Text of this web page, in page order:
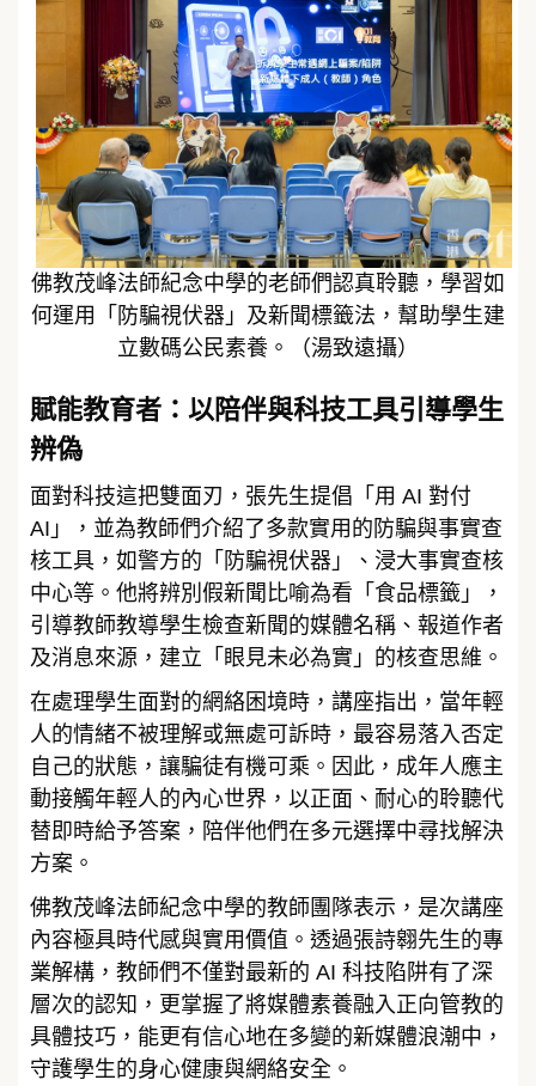
佛教茂峰法師紀念中學的老師們認真聆聽，學習如
何運用「防騙視伏器」及新聞標籤法，幫助學生建
立數碼公民素養。（湯致遠攝）
賦能教育者：以陪伴與科技工具引導學生
辨偽
面對科技這把雙面刃，張先生提倡「用 AI 對付
AI」，並為教師們介紹了多款實用的防騙與事實查
核工具，如警方的「防騙視伏器」、浸大事實查核
中心等。他將辨別假新聞比喻為看「食品標籤」，
引導教師教導學生檢查新聞的媒體名稱、報道作者
及消息來源，建立「眼見未必為實」的核查思維。
在處理學生面對的網絡困境時，講座指出，當年輕
人的情緒不被理解或無處可訴時，最容易落入否定
自己的狀態，讓騙徒有機可乘。因此，成年人應主
動接觸年輕人的內心世界，以正面、耐心的聆聽代
替即時給予答案，陪伴他們在多元選擇中尋找解決
方案。
佛教茂峰法師紀念中學的教師團隊表示，是次講座
內容極具時代感與實用價值。透過張詩翱先生的專
業解構，教師們不僅對最新的 AI 科技陷阱有了深
層次的認知，更掌握了將媒體素養融入正向管教的
具體技巧，能更有信心地在多變的新媒體浪潮中，
守護學生的身心健康與網絡安全。